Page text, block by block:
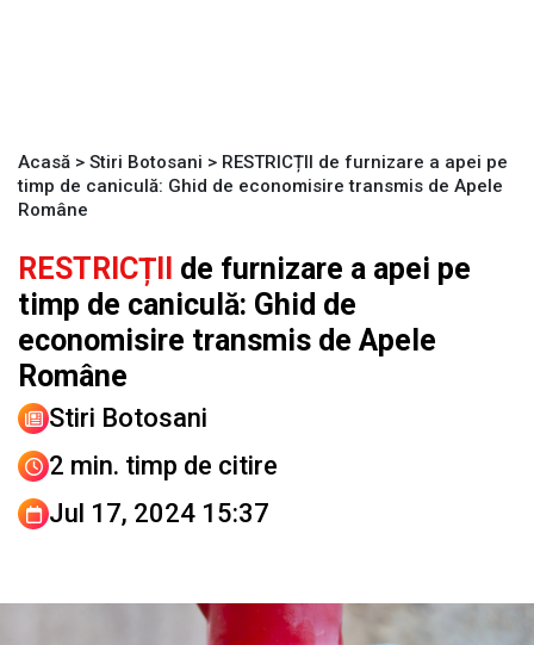
Acasă > Stiri Botosani > RESTRICȚII de furnizare a apei pe
timp de caniculă: Ghid de economisire transmis de Apele
Române
RESTRICȚII
de furnizare a apei pe
timp de caniculă: Ghid de
economisire transmis de Apele
Române
Stiri Botosani
2 min. timp de citire
Jul 17, 2024 15:37